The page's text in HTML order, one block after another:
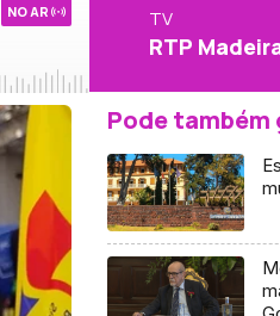
NO AR TV
RTP
Pode